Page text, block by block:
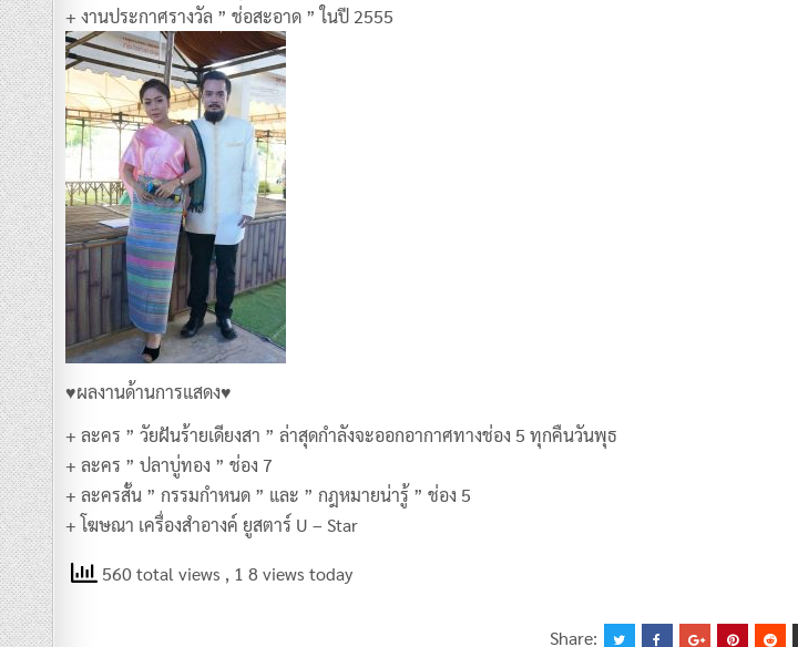
+ งานประกาศรางวัล ” ช่อสะอาด ” ในปี 2555
♥ผลงานด้านการแสดง♥
+ ละคร ” วัยฝันร้ายเดียงสา ” ล่าสุดกำลังจะออกอากาศทางช่อง 5 ทุกคืนวันพุธ
+ ละคร ” ปลาบู่ทอง ” ช่อง 7
+ ละครสั้น ” กรรมกำหนด ” และ ” กฎหมายน่ารู้ ” ช่อง 5
+ โฆษณา เครื่องสำอางค์ ยูสตาร์ U – Star
560 total views , 1 8 views today
Share: